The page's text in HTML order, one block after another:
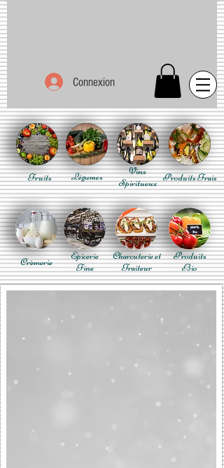
Connexion
Fruits Légumes
Vins
Spiritueux Produits Frais
Crèmerie
Epicerie
Fine
Charcuterie et
Traiteur
Produits
Bio